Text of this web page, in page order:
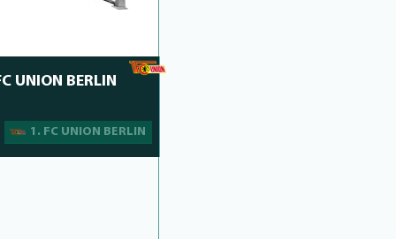
UNION BERLIN
1. FC UNION BERLIN